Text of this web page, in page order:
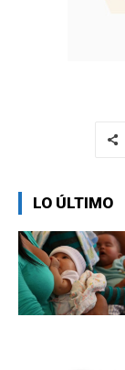
LO ÚLTIMO